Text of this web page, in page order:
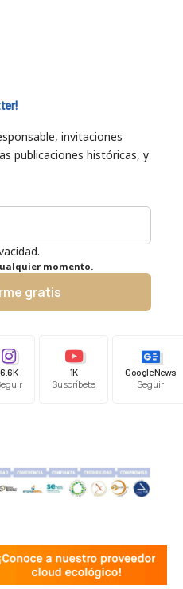
invitaciones
publicaciones históricas, y
momento.
gratis
6.6K 1K
Suscríbete
Google News
Seguir